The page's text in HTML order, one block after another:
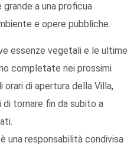
a una proficua
e opere pubbliche.
essenze vegetali e le ultime
completate nei prossimi
di apertura della Villa,
tornare fin da subito a
una responsabilità condivisa